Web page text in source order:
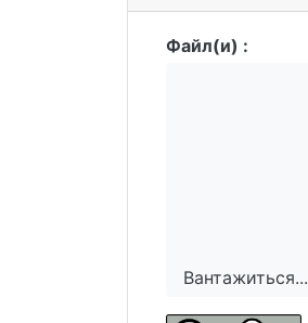
Файл(и) :
Вантажиться...
Вантажиться...